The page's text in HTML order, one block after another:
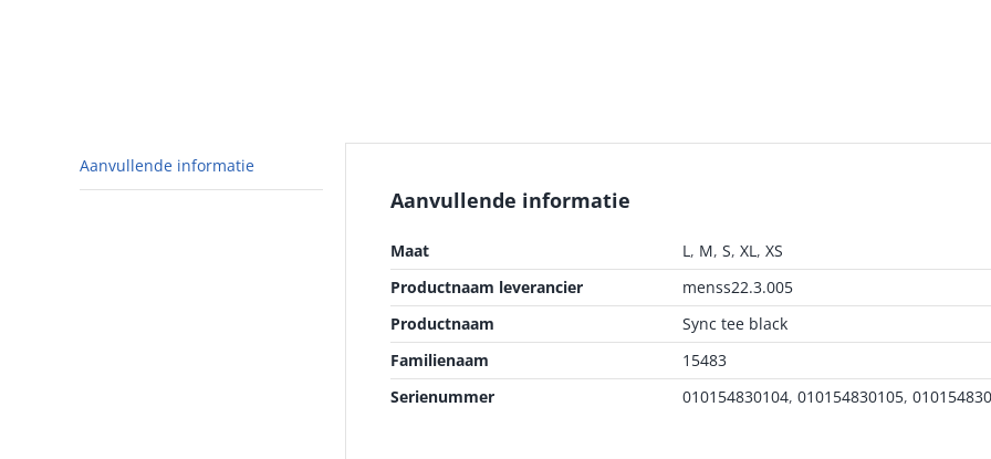
Aanvullende informatie
Aanvullende informatie
Maat L, M, S, XL, XS
Productnaam leverancier
menss22.3.005
Productnaam
Sync tee black
Familienaam
15483
Serienummer
010154830104, 010154830105,